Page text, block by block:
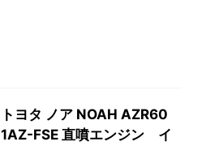
トヨタ ノア NOAH AZR60
1AZ-FSE 直噴エンジン イ